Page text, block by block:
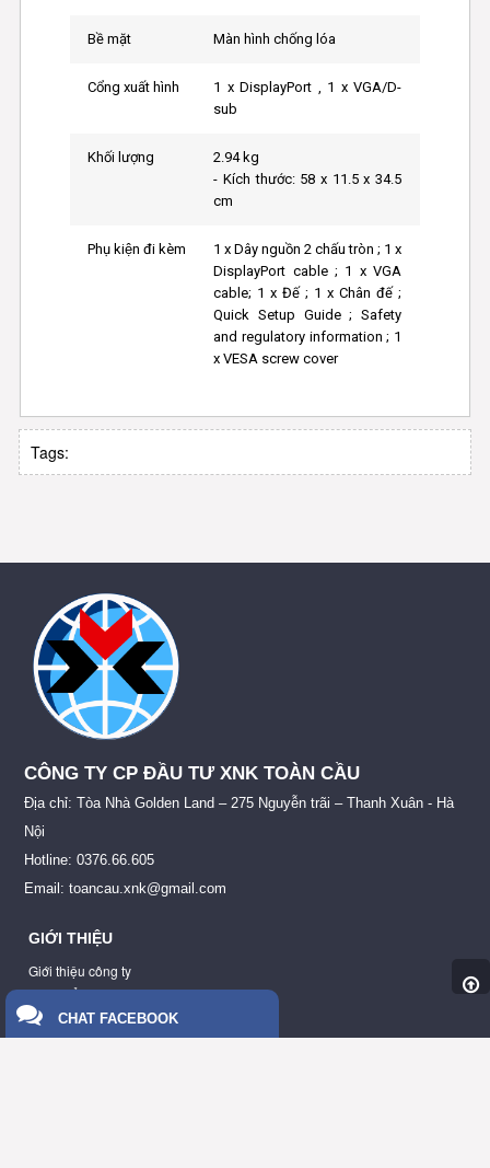
Bề mặt Màn hình chống lóa
Cổng xuất hình
1 x DisplayPort , 1 x VGA/D-
sub
Khối lượng
2.94 kg
- Kích thước: 58 x 11.5 x 34.5
cm
Phụ kiện đi kèm
1 x Dây nguồn 2 chấu tròn ; 1 x
DisplayPort cable ; 1 x VGA
cable; 1 x Đế ; 1 x Chân đế ;
Quick Setup Guide ; Safety
and regulatory information ; 1
x VESA screw cover
Tags:
CÔNG TY CP ĐẦU TƯ XNK TOÀN CẦU
Địa chỉ: Tòa Nhà Golden Land – 275 Nguyễn trãi – Thanh Xuân - Hà
Nội
Hotline: 0376.66.605
Email: toancau.xnk@gmail.com
GIỚI THIỆU
Giới thiệu công ty
Sản phẩm
CHÍNH SÁCH
CHAT FACEBOOK